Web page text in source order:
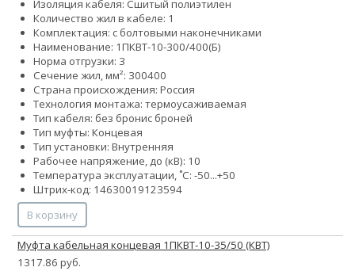
Изоляция кабеля: Сшитый полиэтилен
Количество жил в кабеле: 1
Комплектация: с болтовыми наконечниками
Наименование: 1ПКВТ-10-300/400(Б)
Норма отгрузки: 3
Сечение жил, мм²: 300400
Страна происхождения: Россия
Технология монтажа: термоусаживаемая
Тип кабеля: без бронис броней
Тип муфты: Концевая
Тип установки: Внутренняя
Рабочее напряжение, до (кВ): 10
Температура эксплуатации, ˚С: -50...+50
Штрих-код: 14630019123594
В корзину
Муфта кабельная концевая 1ПКВТ-10-35/50 (КВТ)
1317.86 руб.